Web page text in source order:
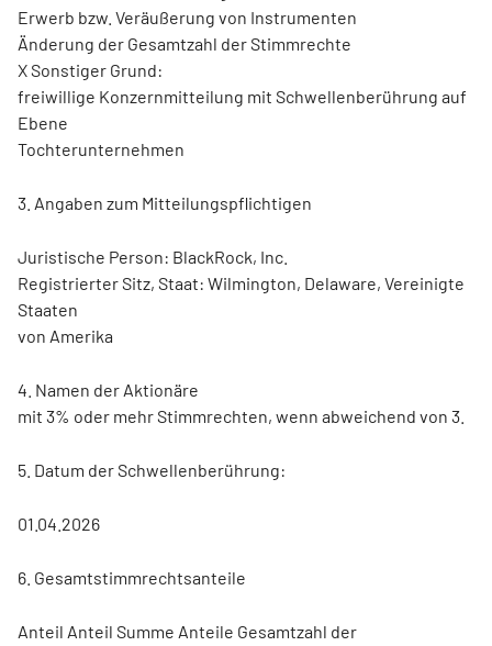
Erwerb bzw. Veräußerung von Instrumenten
Änderung der Gesamtzahl der Stimmrechte
X Sonstiger Grund:
freiwillige Konzernmitteilung mit Schwellenberührung auf
Ebene
Tochterunternehmen
3. Angaben zum Mitteilungspflichtigen
Juristische Person: BlackRock, Inc.
Registrierter Sitz, Staat: Wilmington, Delaware, Vereinigte
Staaten
von Amerika
4. Namen der Aktionäre
mit 3% oder mehr Stimmrechten, wenn abweichend von 3.
5. Datum der Schwellenberührung:
01.04.2026
6. Gesamtstimmrechtsanteile
Anteil Anteil Summe Anteile Gesamtzahl der